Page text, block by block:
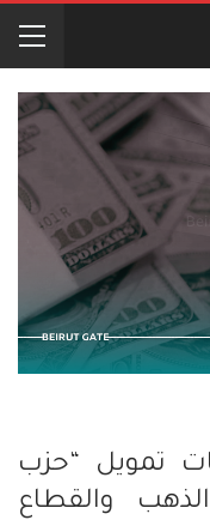
تمويل “حزب
والقطاع